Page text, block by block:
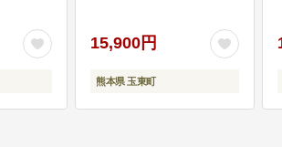
人とひととが互いにふれ合い・支
え合い・助け合いながらまちづく
りについて話し合い、そして行動
るとともに地域の力の向上につな
gkt_lcl_705_10kg---
15,900円
熊本県 玉東町